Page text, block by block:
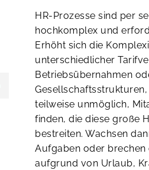
HR-Prozesse sind per
hochkomplex und
Erhöht sich die
unterschiedlicher
Betriebsübernahmen
teilweise unmöglich,
finden, die diese große
bestreiten. Wachsen
Aufgaben oder brechen
aufgrund von Urlaub,